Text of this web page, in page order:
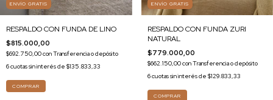
ENVÍO GRATIS
RESPALDO CON FUNDA DE LINO
$815.000,00
$692.750,00conTransferencia o depósito
6cuotas sin interés de $135.833,33
COMPRAR
ENVÍO GRATIS
RESPALDO CON FUNDA ZURI
NATURAL
$779.000,00
$662.150,00conTransferencia o depósito
6cuotas sin interés de $129.833,33
COMPRAR